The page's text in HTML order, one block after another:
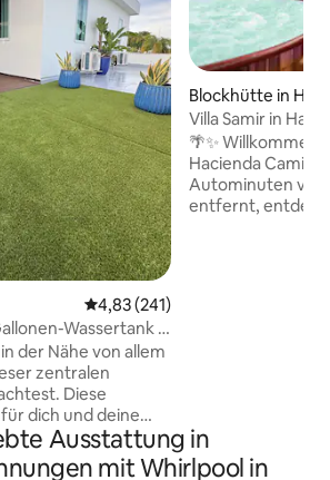
Durchschnittliche Bewertung:
4,83 (241)
Wassertank +
der Nähe von allem
zentralen
Diese
dich und deine
sich in einer nicht-
und wurde
Blockhütte in
Villa Samir in
🌴✨ Willkommen
Hacienda
Autominuten
entfernt,
feierst, der
Gelassenheit suchst, heißt
Ausstattung in
mit Whirlpool in